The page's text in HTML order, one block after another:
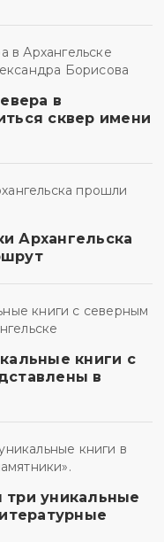
в
сквер имени
Архангельска
книги с
в
уникальные